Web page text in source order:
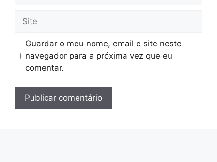
Site
Guardar o meu nome, email e site neste
navegador para a próxima vez que eu
comentar.